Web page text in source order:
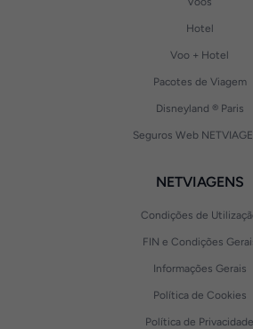
Hotel
Voo + Hotel
Pacotes de Viagem
Disneyland ® Paris
Seguros Web
NETVIAGENS
Condições de
FIN e Condições
Informações Gerais
Política de Cookies
Política de Privacidade